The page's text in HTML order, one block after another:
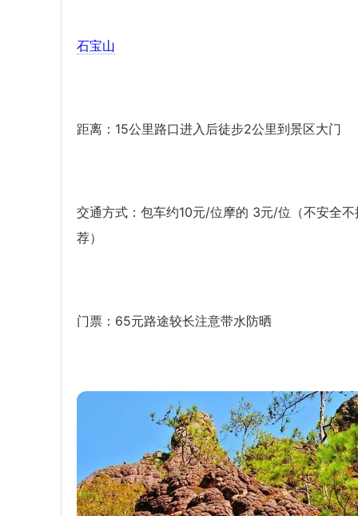
石宝山
距离：15公里路口进入后徒步2公里到景区大门
交通方式：包车约10元/位摩的 3元/位（不安全不
荐）
门票：65元路途较长注意带水防晒